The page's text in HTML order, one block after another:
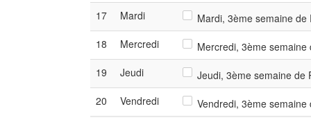
17
Mardi
Mardi, 3ème semaine de
18
Mercredi
Mercredi, 3ème semaine
19
Jeudi
Jeudi, 3ème semaine de
20
Vendredi
Vendredi, 3ème